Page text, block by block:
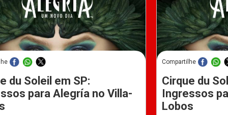
du Soleil em SP:
para Alegría no Villa-
Compartilhe
Cirque du
Ingressos
Lobos